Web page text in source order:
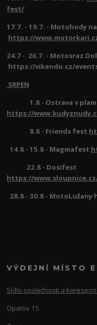
fest/
17.7. - 19.7. - Motohody
https://
24.7 - 26.7. - Motosraz
https://vikendo.cz/
SRPEN
1.8 - Ostrava v
https://
8.8 - Friends fest
14.8 - 15.8 - Magmafest
22.8 - Dosifest
https://
28.8 - 30.8 -
VÝDEJNÍ MÍSTO
Sídlo společnosti a
Opatov 15